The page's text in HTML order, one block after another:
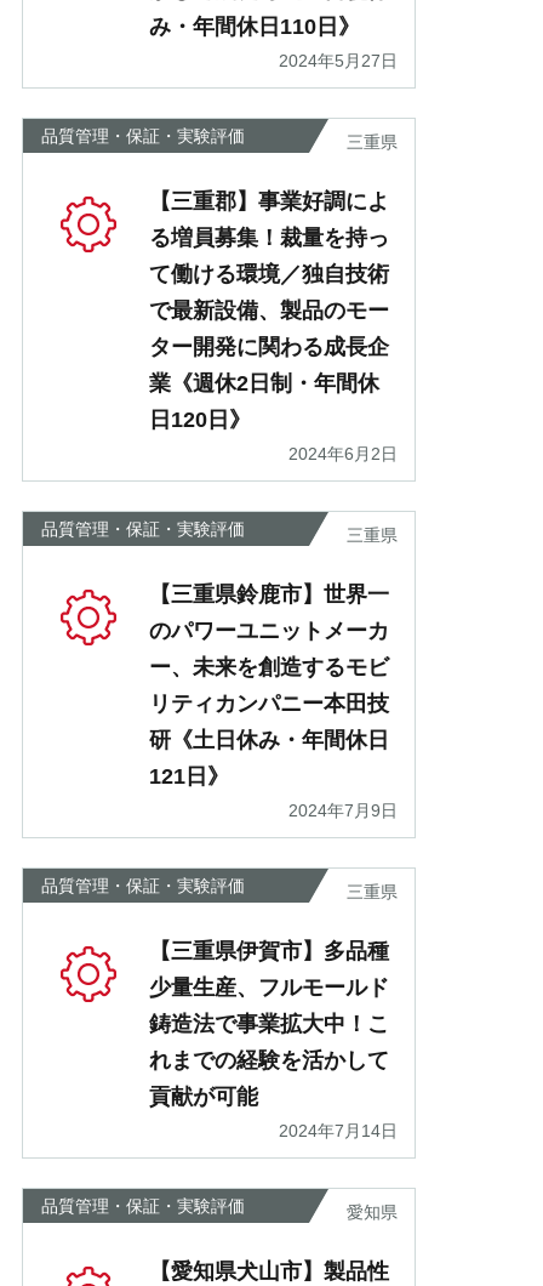
み・年間休日110日》
2024年5月27日
品質管理・保証・実験評価 三重県
【三重郡】事業好調によ
る増員募集！裁量を持っ
て働ける環境／独自技術
で最新設備、製品のモー
ター開発に関わる成長企
業《週休2日制・年間休
日120日》
2024年6月2日
品質管理・保証・実験評価 三重県
【三重県鈴鹿市】世界一
のパワーユニットメーカ
ー、未来を創造するモビ
リティカンパニー本田技
研《土日休み・年間休日
121日》
2024年7月9日
品質管理・保証・実験評価 三重県
【三重県伊賀市】多品種
少量生産、フルモールド
鋳造法で事業拡大中！こ
れまでの経験を活かして
貢献が可能
2024年7月14日
品質管理・保証・実験評価 愛知県
【愛知県犬山市】製品性